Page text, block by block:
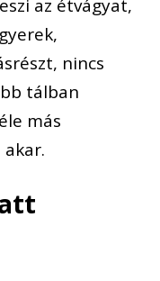
az étvágyat,
,
, nincs
tálban
más
akar.